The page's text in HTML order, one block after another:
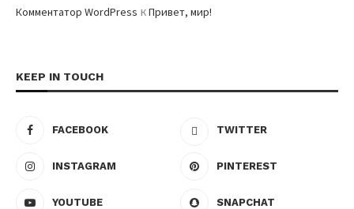
Комментатор WordPress кПривет, мир!
KEEP IN TOUCH
FACEBOOK TWITTER
INSTAGRAM PINTEREST
YOUTUBE SNAPCHAT